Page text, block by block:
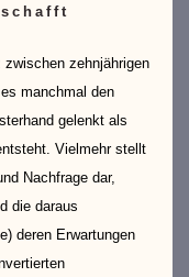
zehnjährigen
manchmal den
gelenkt als
Vielmehr stellt
Nachfrage dar,
die daraus
deren Erwartungen